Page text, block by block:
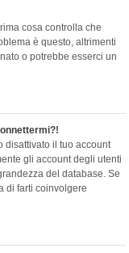
cosa controlla che
è questo, altrimenti
o potrebbe esserci un
disattivato il tuo account
gli account degli utenti
del database. Se
di farti coinvolgere